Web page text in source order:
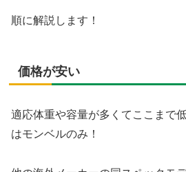
順に解説します！
価格が安い
適応体重や容量が多くてここまで
はモンベルのみ！